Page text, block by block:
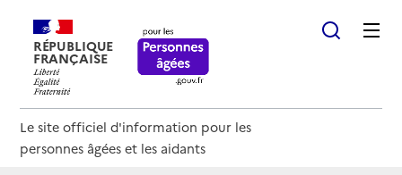
RÉPUBLIQUE
FRANÇAISE
Le site officiel d'information pour les
personnes âgées et les aidants